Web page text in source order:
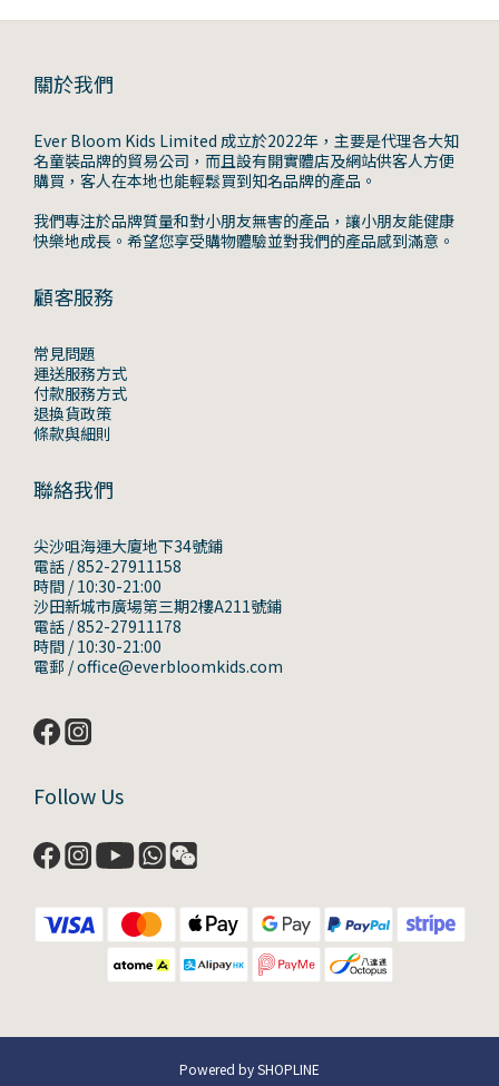
關於我們
Ever Bloom Kids Limited 成立於2022年，主要是代理各大知
名童裝品牌的貿易公司，而且設有開實體店及網站供客人方便
購買，客人在本地也能輕鬆買到知名品牌的產品。
我們專注於品牌質量和對小朋友無害的產品，讓小朋友能健康
快樂地成長。希望您享受購物體驗並對我們的產品感到滿意。
顧客服務
常見問題
運送服務方式
付款服務方式
退換貨政策
條款與細則
聯絡我們
尖沙咀海運大廈地下34號鋪
電話 / 852-27911158
時間 / 10:30-21:00
沙田新城市廣場第三期2樓A211號鋪
電話 / 852-27911178
時間 / 10:30-21:00
電郵 / office@everbloomkids.com
Follow Us
Powered by SHOPLINE